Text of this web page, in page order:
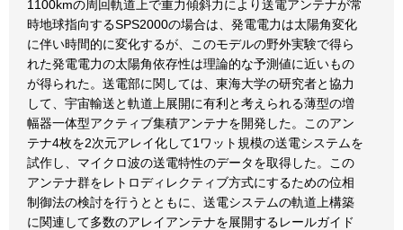
1100kmの周回軌道上で重力傾斜力により送電アンテナが常
時地球指向するSPS2000の場合は、発電電力は太陽角変化
に伴い時間的に変化するが、このモデルの野外実験で得ら
れた発電電力の太陽角依存性は理論的な予測値に近いもの
が得られた。送電部に関しては、東海大学の研究者と協力
して、宇宙輸送と軌道上展開に有利と考えられる薄型の増
幅器一体型アクティブ集積アンテナを開発した。このアン
テナ4枚を2次元アレイ化して1ワット規模の送電システムを
試作し、マイクロ波の送電特性のデータを取得した。この
アンテナ群をレトロディレクティブ方式にするための位相
制御法の検討を行うとともに、送電システムの軌道上構築
に関連して多数のアレイアンテナを展開するレールガイド